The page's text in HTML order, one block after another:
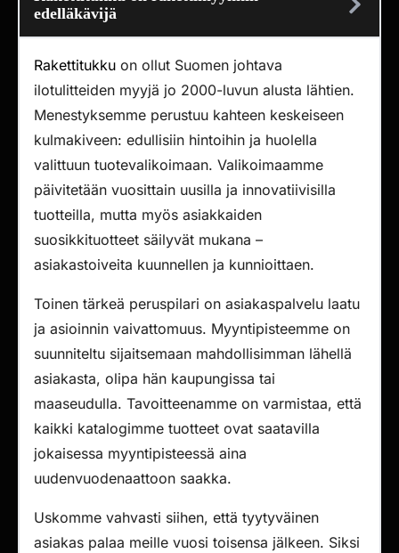
edelläkävijä
Rakettitukku on ollut Suomen johtava
ilotulitteiden myyjä jo 2000-luvun alusta lähtien.
Menestyksemme perustuu kahteen keskeiseen
kulmakiveen: edullisiin hintoihin ja huolella
valittuun tuotevalikoimaan. Valikoimaamme
päivitetään vuosittain uusilla ja innovatiivisilla
tuotteilla, mutta myös asiakkaiden
suosikkituotteet säilyvät mukana –
asiakastoiveita kuunnellen ja kunnioittaen.
Toinen tärkeä peruspilari on asiakaspalvelu laatu
ja asioinnin vaivattomuus. Myyntipisteemme on
suunniteltu sijaitsemaan mahdollisimman lähellä
asiakasta, olipa hän kaupungissa tai
maaseudulla. Tavoitteenamme on varmistaa, että
kaikki katalogimme tuotteet ovat saatavilla
jokaisessa myyntipisteessä aina
uudenvuodenaattoon saakka.
Uskomme vahvasti siihen, että tyytyväinen
asiakas palaa meille vuosi toisensa jälkeen. Siksi